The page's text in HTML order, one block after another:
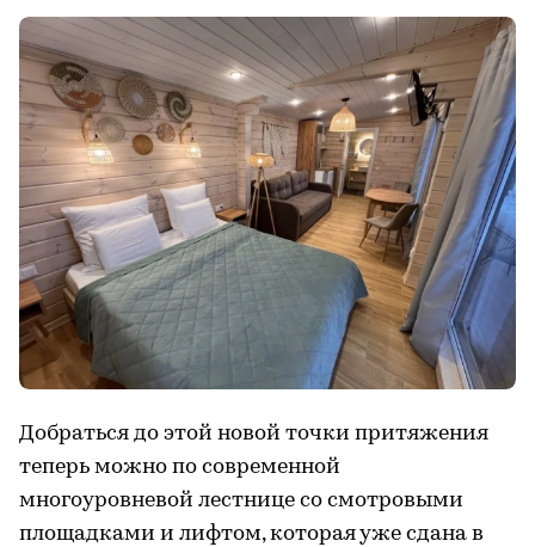
Добраться до этой новой точки притяжения
теперь можно по современной
многоуровневой лестнице со смотровыми
площадками и лифтом, которая уже сдана в